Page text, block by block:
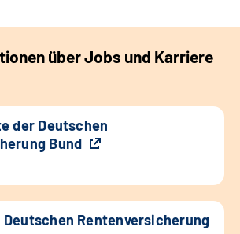
über Jobs und Karriere
der Deutschen
Bund
Rentenversicherung